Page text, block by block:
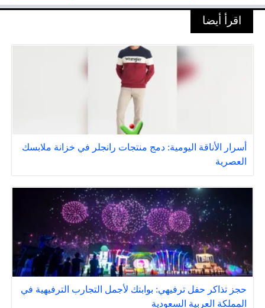
اقرأ أيضا
أسرار الأناقة اليومية: دمج منتجات رانجلر في خزانة ملابسك
العصرية
حجز تذاكر حفل ترفيهي: بوابتك لأجمل التجارب الترفيهية في
المملكة العربية السعودية